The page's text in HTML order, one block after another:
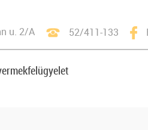
u. 2/A 52/411-133